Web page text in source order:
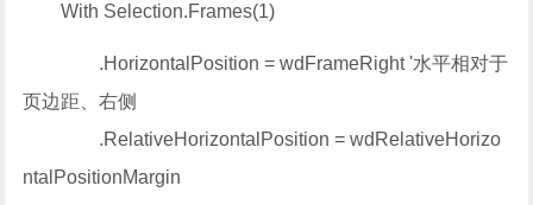
With Selection.Frames(1)
.HorizontalPosition = wdFrameRight '水平相对于
页边距、右侧
.RelativeHorizontalPosition = wdRelativeHorizo
ntalPositionMargin